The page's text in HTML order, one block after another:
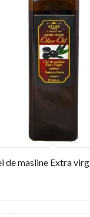
de masline Extra